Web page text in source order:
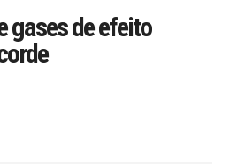
gases de efeito